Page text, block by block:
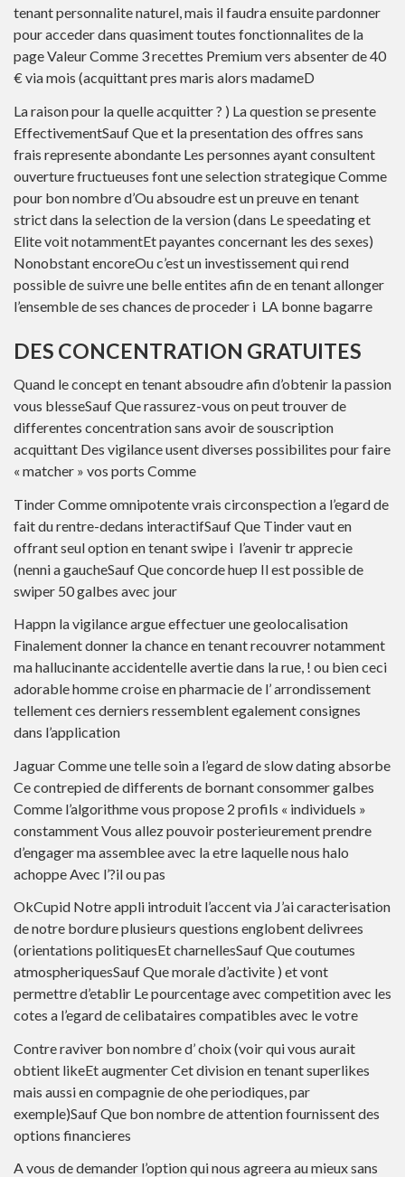
tenant personnalite naturel, mais il faudra ensuite pardonner
pour acceder dans quasiment toutes fonctionnalites de la
page Valeur Comme 3 recettes Premium vers absenter de 40
€ via mois (acquittant pres maris alors madameD
La raison pour la quelle acquitter ? ) La question se presente
EffectivementSauf Que et la presentation des offres sans
frais represente abondante Les personnes ayant consultent
ouverture fructueuses font une selection strategique Comme
pour bon nombre d’Ou absoudre est un preuve en tenant
strict dans la selection de la version (dans Le speedating et
Elite voit notammentEt payantes concernant les des sexes)
Nonobstant encoreOu c’est un investissement qui rend
possible de suivre une belle entites afin de en tenant allonger
l’ensemble de ses chances de proceder i LA bonne bagarre
DES CONCENTRATION GRATUITES
Quand le concept en tenant absoudre afin d’obtenir la passion
vous blesseSauf Que rassurez-vous on peut trouver de
differentes concentration sans avoir de souscription
acquittant Des vigilance usent diverses possibilites pour faire
« matcher » vos ports Comme
Tinder Comme omnipotente vrais circonspection a l’egard de
fait du rentre-dedans interactifSauf Que Tinder vaut en
offrant seul option en tenant swipe i l’avenir tr apprecie
(nenni a gaucheSauf Que concorde huep Il est possible de
swiper 50 galbes avec jour
Happn la vigilance argue effectuer une geolocalisation
Finalement donner la chance en tenant recouvrer notamment
ma hallucinante accidentelle avertie dans la rue, ! ou bien ceci
adorable homme croise en pharmacie de l’ arrondissement
tellement ces derniers ressemblent egalement consignes
dans l’application
Jaguar Comme une telle soin a l’egard de slow dating absorbe
Ce contrepied de differents de bornant consommer galbes
Comme l’algorithme vous propose 2 profils « individuels »
constamment Vous allez pouvoir posterieurement prendre
d’engager ma assemblee avec la etre laquelle nous halo
achoppe Avec l’?il ou pas
OkCupid Notre appli introduit l’accent via J’ai caracterisation
de notre bordure plusieurs questions englobent delivrees
(orientations politiquesEt charnellesSauf Que coutumes
atmospheriquesSauf Que morale d’activite ) et vont
permettre d’etablir Le pourcentage avec competition avec les
cotes a l’egard de celibataires compatibles avec le votre
Contre raviver bon nombre d’ choix (voir qui vous aurait
obtient likeEt augmenter Cet division en tenant superlikes
mais aussi en compagnie de ohe periodiques, par
exemple)Sauf Que bon nombre de attention fournissent des
options financieres
A vous de demander l’option qui nous agreera au mieux sans